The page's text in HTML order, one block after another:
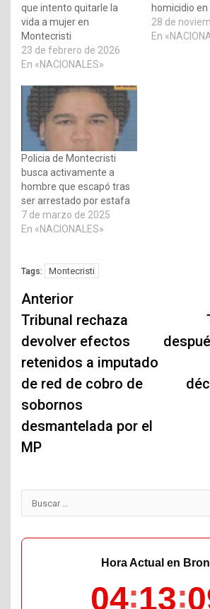
que intento quitarle la
vida a mujer en
Montecristi
23 de febrero de 2026
En «NACIONALES»
homicidio
28 de
En
Policia de Montecristi
busca activamente a
hombre que escapó tras
ser arrestado por estafa
7 de marzo de 2025
En «NACIONALES»
Tags: Montecristi
Navegación
de
entradas
Anterior
Tribunal rechaza
devolver efectos
retenidos a imputado
de red de cobro de
sobornos
desmantelada por el
MP
Buscar:
Hora Actual en
04 13